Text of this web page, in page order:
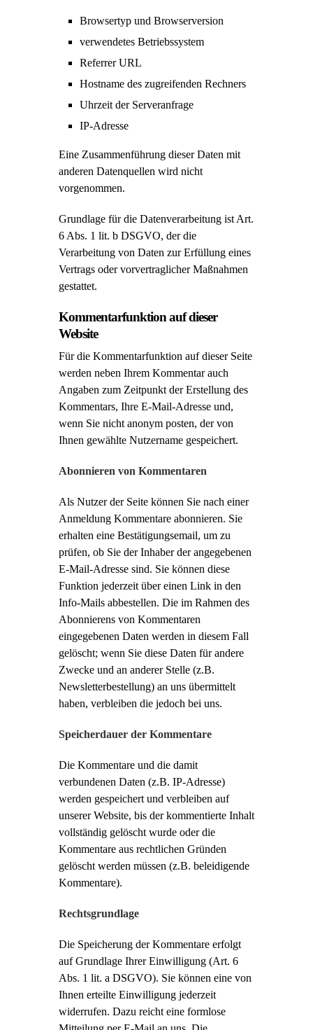
Browsertyp und Browserversion
verwendetes Betriebssystem
Referrer URL
Hostname des zugreifenden Rechners
Uhrzeit der Serveranfrage
IP-Adresse
Eine Zusammenführung dieser Daten mit
anderen Datenquellen wird nicht
vorgenommen.
Grundlage für die Datenverarbeitung ist Art.
6 Abs. 1 lit. b DSGVO, der die
Verarbeitung von Daten zur Erfüllung eines
Vertrags oder vorvertraglicher Maßnahmen
gestattet.
Kommentarfunktion auf dieser
Website
Für die Kommentarfunktion auf dieser Seite
werden neben Ihrem Kommentar auch
Angaben zum Zeitpunkt der Erstellung des
Kommentars, Ihre E-Mail-Adresse und,
wenn Sie nicht anonym posten, der von
Ihnen gewählte Nutzername gespeichert.
Abonnieren von Kommentaren
Als Nutzer der Seite können Sie nach einer
Anmeldung Kommentare abonnieren. Sie
erhalten eine Bestätigungsemail, um zu
prüfen, ob Sie der Inhaber der angegebenen
E-Mail-Adresse sind. Sie können diese
Funktion jederzeit über einen Link in den
Info-Mails abbestellen. Die im Rahmen des
Abonnierens von Kommentaren
eingegebenen Daten werden in diesem Fall
gelöscht; wenn Sie diese Daten für andere
Zwecke und an anderer Stelle (z.B.
Newsletterbestellung) an uns übermittelt
haben, verbleiben die jedoch bei uns.
Speicherdauer der Kommentare
Die Kommentare und die damit
verbundenen Daten (z.B. IP-Adresse)
werden gespeichert und verbleiben auf
unserer Website, bis der kommentierte Inhalt
vollständig gelöscht wurde oder die
Kommentare aus rechtlichen Gründen
gelöscht werden müssen (z.B. beleidigende
Kommentare).
Rechtsgrundlage
Die Speicherung der Kommentare erfolgt
auf Grundlage Ihrer Einwilligung (Art. 6
Abs. 1 lit. a DSGVO). Sie können eine von
Ihnen erteilte Einwilligung jederzeit
widerrufen. Dazu reicht eine formlose